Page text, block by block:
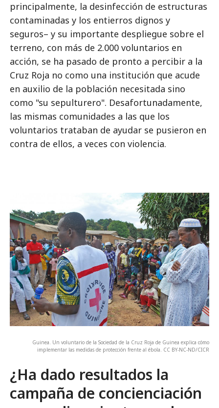
principalmente, la desinfección de estructuras
contaminadas y los entierros dignos y
seguros– y su importante despliegue sobre el
terreno, con más de 2.000 voluntarios en
acción, se ha pasado de pronto a percibir a la
Cruz Roja no como una institución que acude
en auxilio de la población necesitada sino
como "su sepulturero". Desafortunadamente,
las mismas comunidades a las que los
voluntarios trataban de ayudar se pusieron en
contra de ellos, a veces con violencia.
Guinea. Un voluntario de la Sociedad de la Cruz Roja de Guinea explica cómo
implementar las medidas de protección frente al ébola. CC BY-NC-ND/CICR
¿Ha dado resultados la
campaña de concienciación